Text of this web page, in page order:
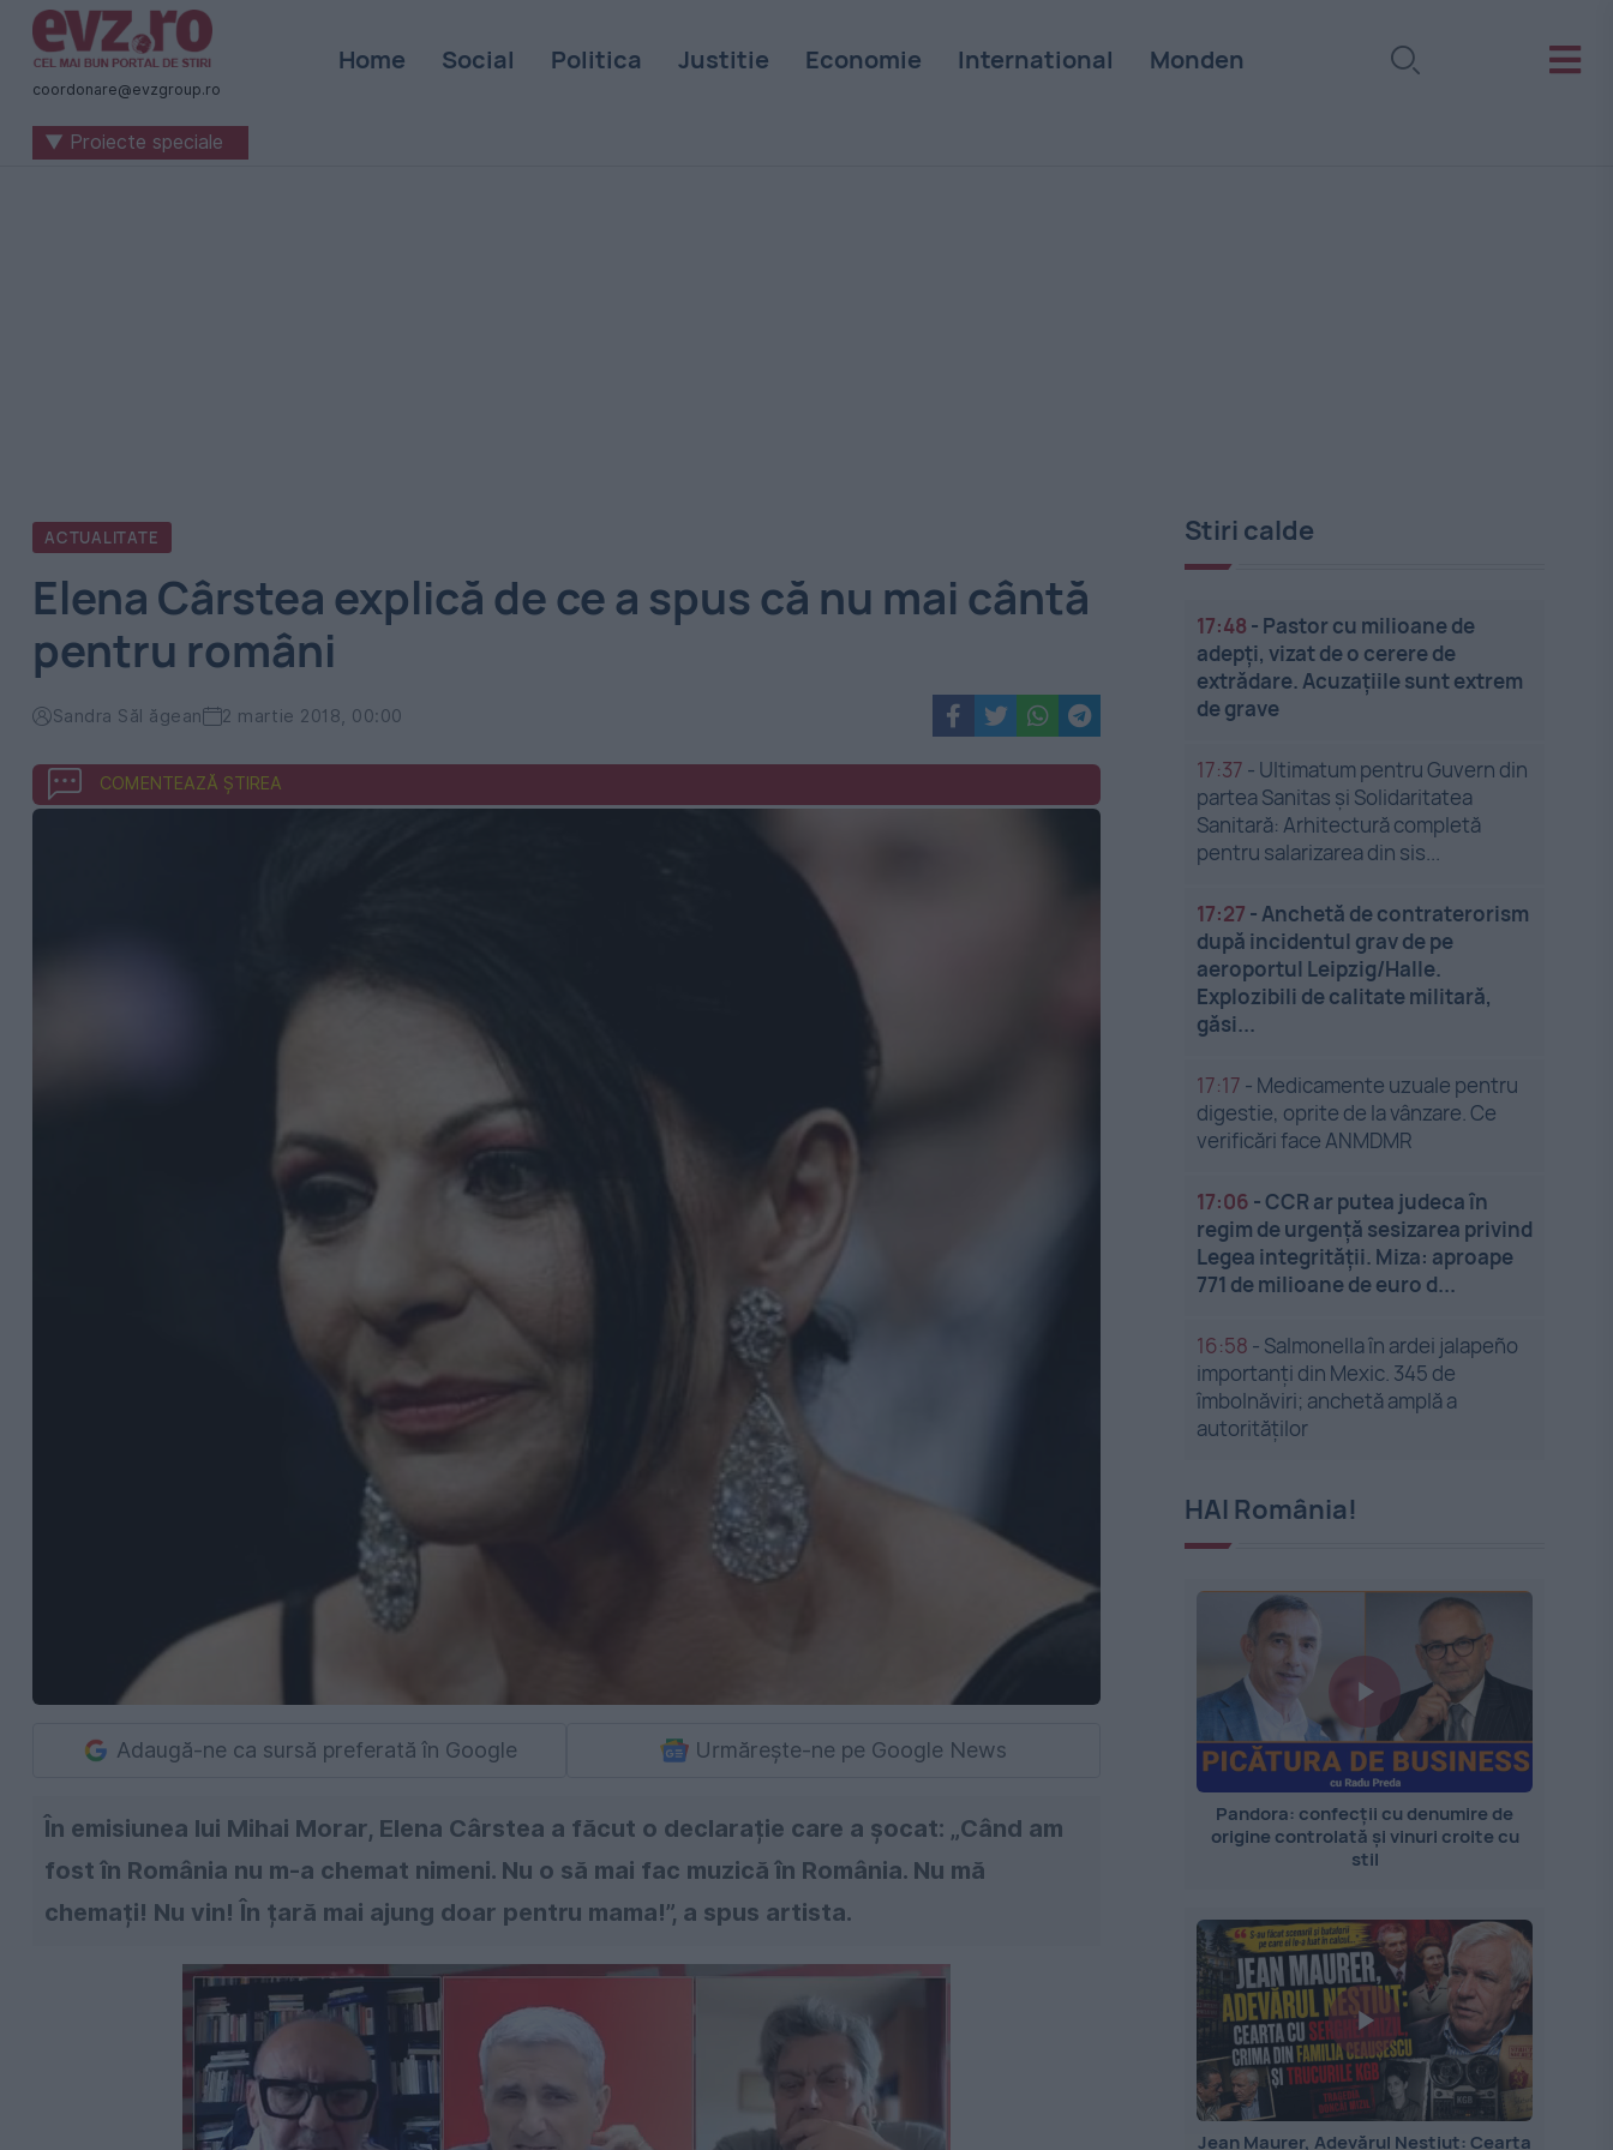
Știri
naționale
internaționale
coordonare@evzgroup.ro
Home Social Politica Justitie Economie International Monden
▼ Proiecte speciale
ACTUALITATE
Elena Cârstea explică de ce a spus că nu mai cântă
pentru români
Sandra Săl ăgean 2 martie 2018, 00:00
COMENTEAZĂ ȘTIREA
Adaugă-ne ca sursă preferată în Google Urmărește-ne pe Google News
În emisiunea lui Mihai Morar, Elena Cârstea a făcut o declarație care a șocat: „Când am
fost în România nu m-a chemat nimeni. Nu o să mai fac muzică în România. Nu mă
chemați! Nu vin! În țară mai ajung doar pentru mama!”, a spus artista.
Stiri calde
17:48 - Pastor cu milioane de
adepți, vizat de o cerere de
extrădare. Acuzațiile sunt extrem
de grave
17:37 - Ultimatum pentru Guvern din
partea Sanitas și Solidaritatea
Sanitară: Arhitectură completă
pentru salarizarea din sis...
17:27 -Anchetă de contraterorism
după incidentul grav de pe
aeroportul Leipzig/Halle.
Explozibili de calitate militară,
găsi...
17:17 - Medicamente uzuale pentru
digestie, oprite de la vânzare. Ce
verificări face ANMDMR
17:06 -CCR ar putea judeca în
regim de urgență sesizarea privind
Legea integrității. Miza: aproape
771 de milioane de euro d...
16:58 - Salmonella în ardei jalapeño
importanți din Mexic. 345 de
îmbolnăviri; anchetă amplă a
autorităților
HAI România!
Pandora: confecții cu denumire de
origine controlată și vinuri croite cu
stil
Jean Maurer, Adevărul Neștiut: Cearta